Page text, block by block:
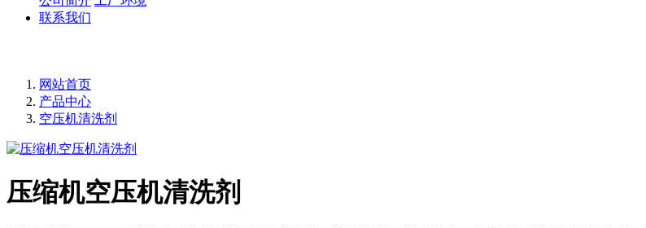
联系我们
网站首页
产品中心
空压机清洗剂
压缩机空压机清洗剂